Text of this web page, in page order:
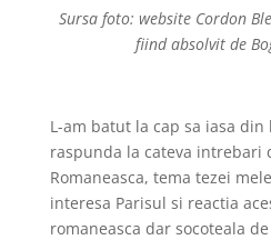
Sursa foto: website Cordon
fiind absolvit de
L-am batut la cap sa iasa
raspunda la cateva intrebari
Romaneasca, tema tezei
interesa Parisul si reactia
romaneasca dar socoteala